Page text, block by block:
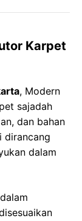
Karpet
, Modern
sajadah
dan bahan
dirancang
dalam